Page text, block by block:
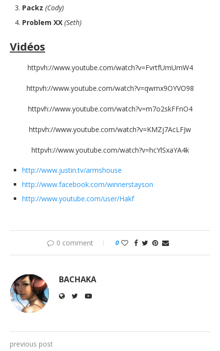
Packz (Cody)
Problem XX (Seth)
Vidéos
httpvh://www.youtube.com/watch?v=FvrtfUmUmW4
httpvh://www.youtube.com/watch?v=qwmx9OYVO98
httpvh://www.youtube.com/watch?v=m7o2skFFnO4
httpvh://www.youtube.com/watch?v=KMZj7AcLFJw
httpvh://www.youtube.com/watch?v=hcYlSxaYA4k
http://www.justin.tv/armshouse
http://www.facebook.com/winnerstayson
http://www.youtube.com/user/Hakf
0 comment 0
BACHAKA
previous post